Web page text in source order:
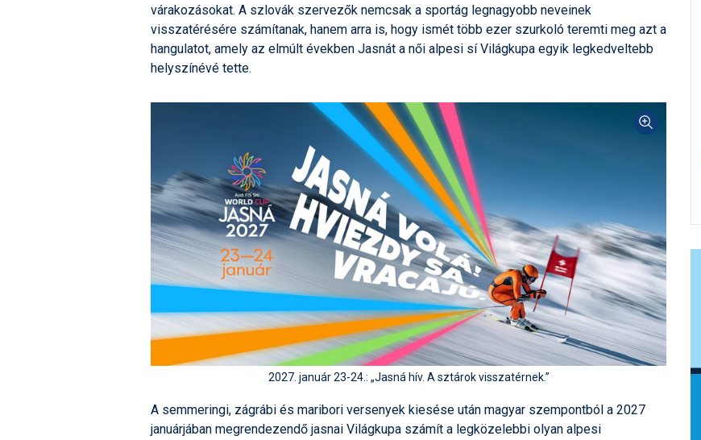
várakozásokat. A szlovák szervezők nemcsak a sportág legnagyobb neveinek
visszatérésére számítanak, hanem arra is, hogy ismét több ezer szurkoló teremti meg azt a
hangulatot, amely az elmúlt években Jasnát a női alpesi sí Világkupa egyik legkedveltebb
helyszínévé tette.
2027. január 23-24.: „Jasná hív. A sztárok visszatérnek.”
A semmeringi, zágrábi és maribori versenyek kiesése után magyar szempontból a 2027
januárjában megrendezendő jasnai Világkupa számít a legközelebbi olyan alpesi